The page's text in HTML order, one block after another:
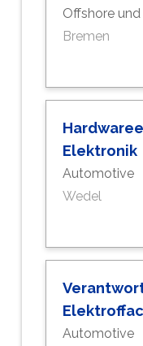
Offshore
Bremen
Elektronik
Automotive
Wedel
Automotive